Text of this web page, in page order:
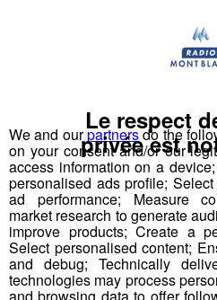
Retrouvez comme chaque
Agent d'entretien
Employé polyvalent de
Préparateur en
Surveillant de
sauveteur (H-F)
We and ourpartnersdo the
on your consent and/or our
access information on a
personalised ads profile;
ad performance; Measure
market research to generate
improve products; Create a
Select personalised content;
and debug; Technically
technologies may process
Le respect
privée est